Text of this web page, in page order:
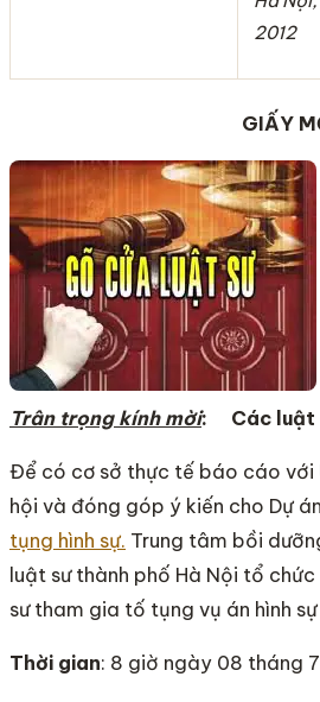
2012
GIẤY
Trân trọng kính mời: Các luật
Để có cơ sở thực tế báo cáo với
hội và đóng góp ý kiến cho Dự
tụng hình sự. Trung tâm bồi
luật sư thành phố Hà Nội tổ
sư tham gia tố tụng vụ án hình
Thời gian: 8 giờ ngày 08 tháng